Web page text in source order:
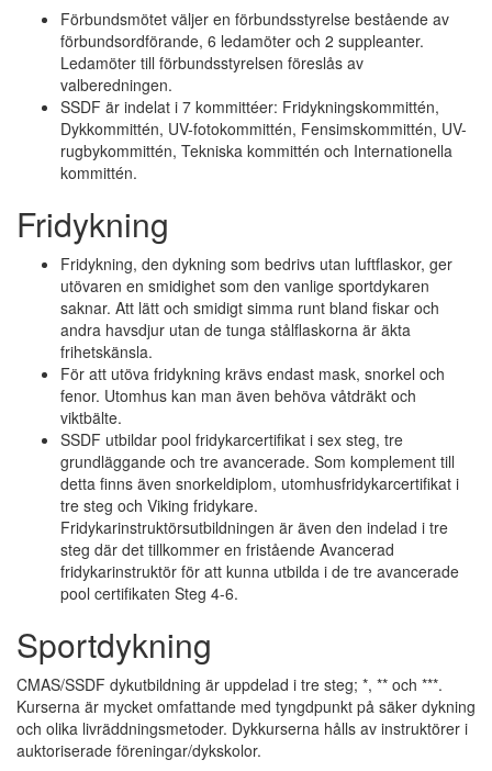
Förbundsmötet väljer en förbundsstyrelse bestående av
förbundsordförande, 6 ledamöter och 2 suppleanter.
Ledamöter till förbundsstyrelsen föreslås av
valberedningen.
SSDF är indelat i 7 kommittéer: Fridykningskommittén,
Dykkommittén, UV-fotokommittén, Fensimskommittén, UV-
rugbykommittén, Tekniska kommittén och Internationella
kommittén.
Fridykning
Fridykning, den dykning som bedrivs utan luftflaskor, ger
utövaren en smidighet som den vanlige sportdykaren
saknar. Att lätt och smidigt simma runt bland fiskar och
andra havsdjur utan de tunga stålflaskorna är äkta
frihetskänsla.
För att utöva fridykning krävs endast mask, snorkel och
fenor. Utomhus kan man även behöva våtdräkt och
viktbälte.
SSDF utbildar pool fridykarcertifikat i sex steg, tre
grundläggande och tre avancerade. Som komplement till
detta finns även snorkeldiplom, utomhusfridykarcertifikat i
tre steg och Viking fridykare.
Fridykarinstruktörsutbildningen är även den indelad i tre
steg där det tillkommer en fristående Avancerad
fridykarinstruktör för att kunna utbilda i de tre avancerade
pool certifikaten Steg 4-6.
Sportdykning
CMAS/SSDF dykutbildning är uppdelad i tre steg; *, ** och ***.
Kurserna är mycket omfattande med tyngdpunkt på säker dykning
och olika livräddningsmetoder. Dykkurserna hålls av instruktörer i
auktoriserade föreningar/dykskolor.